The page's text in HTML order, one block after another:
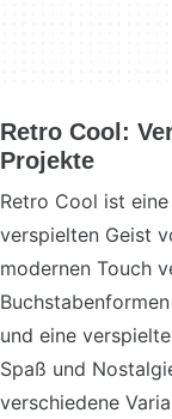
Retro Cool:
Projekte
Retro Cool ist
verspielten Geist
modernen Touch
und eine
Spaß und
verschiedene